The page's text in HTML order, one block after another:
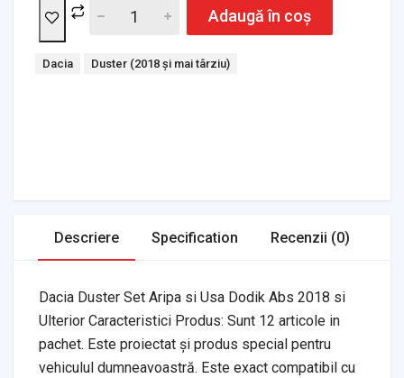
Adaugă în coș
Tags:
Dacia Duster (2018 și mai târziu)
Descriere Specification Recenzii (0)
Dacia Duster Set Aripa si Usa Dodik Abs 2018 si
Ulterior Caracteristici Produs: Sunt 12 articole in
pachet. Este proiectat și produs special pentru
vehiculul dumneavoastră. Este exact compatibil cu